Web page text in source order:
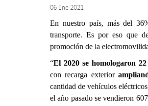
06 Ene 2021
En nuestro país, más del
transporte. Es por eso que
promoción de la
“El 2020 se homologaron
con recarga exterior
cantidad de vehículos
el año pasado se vendieron